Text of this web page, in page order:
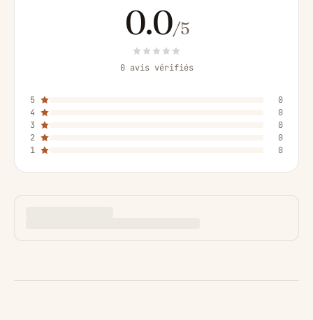
0.0/5
0 avis vérifiés
5
0
4
0
3
0
2
0
1
0